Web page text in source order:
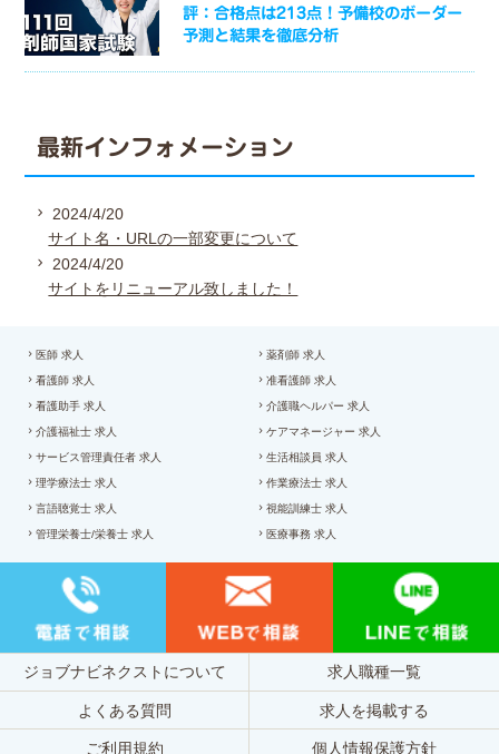
評：合格点は213点！予備校のボーダー
予測と結果を徹底分析
最新インフォメーション
2024/4/20
サイト名・URLの一部変更について
2024/4/20
サイトをリニューアル致しました！
医師 求人 薬剤師 求人
看護師 求人 准看護師 求人
看護助手 求人 介護職ヘルパー 求人
介護福祉士 求人 ケアマネージャー 求人
サービス管理責任者 求人 生活相談員 求人
理学療法士 求人 作業療法士 求人
言語聴覚士 求人 視能訓練士 求人
管理栄養士/栄養士 求人 医療事務 求人
ジョブナビネクストについて 求人職種一覧
よくある質問 求人を掲載する
ご利用規約 個人情報保護方針